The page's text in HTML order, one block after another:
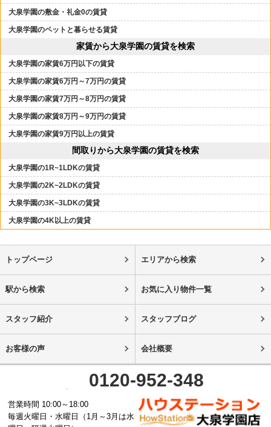
大泉学園の敷金・礼金0の賃貸
大泉学園のペットと暮らせる賃貸
家賃から大泉学園の賃貸を検索
大泉学園の家賃6万円以下の賃貸
大泉学園の家賃6万円～7万円の賃貸
大泉学園の家賃7万円～8万円の賃貸
大泉学園の家賃8万円～9万円の賃貸
大泉学園の家賃9万円以上の賃貸
間取りから大泉学園の賃貸を検索
大泉学園の1R~1LDKの賃貸
大泉学園の2K~2LDKの賃貸
大泉学園の3K~3LDKの賃貸
大泉学園の4K以上の賃貸
トップページ エリアから検索
駅から検索 お気に入り物件一覧
スタッフ紹介 スタッフブログ
お客様の声 会社概要
0120-952-348
営業時間 10:00～18:00
毎週火曜日・水曜日（1月～3月は水